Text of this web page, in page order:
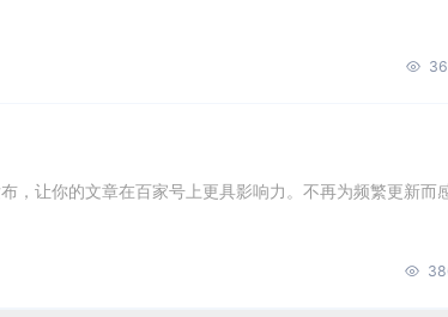
，让你的文章在百家号上更具影响力。不再为频繁更新而